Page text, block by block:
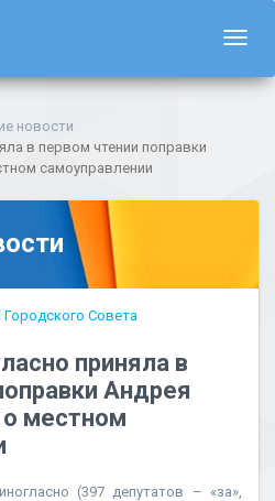
новости
в первом чтении поправки
самоуправлении
Совета
приняла в
Андрея
о местном
(397 депутатов – «за»,